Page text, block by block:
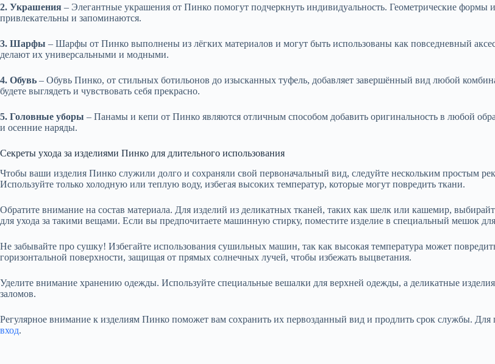
2. Украшения – Элегантные украшения от Пинко помогут подчеркнуть индивидуальность. Геометрические
привлекательны и запоминаются.
3. Шарфы – Шарфы от Пинко выполнены из лёгких материалов и могут быть использованы как повседневный
делают их универсальными и модными.
4. Обувь – Обувь Пинко, от стильных ботильонов до изысканных туфель, добавляет завершённый вид любой
будете выглядеть и чувствовать себя прекрасно.
5. Головные уборы – Панамы и кепи от Пинко являются отличным способом добавить оригинальность в любой
и осенние наряды.
Секреты ухода за изделиями Пинко для длительного использования
Чтобы ваши изделия Пинко служили долго и сохраняли свой первоначальный вид, следуйте нескольким простым
Используйте только холодную или теплую воду, избегая высоких температур, которые могут повредить ткани.
Обратите внимание на состав материала. Для изделий из деликатных тканей, таких как шелк или кашемир,
для ухода за такими вещами. Если вы предпочитаете машинную стирку, поместите изделие в специальный мешок
Не забывайте про сушку! Избегайте использования сушильных машин, так как высокая температура может
горизонтальной поверхности, защищая от прямых солнечных лучей, чтобы избежать выцветания.
Уделите внимание хранению одежды. Используйте специальные вешалки для верхней одежды, а деликатные
заломов.
Регулярное внимание к изделиям Пинко поможет вам сохранить их первозданный вид и продлить срок службы.
вход.